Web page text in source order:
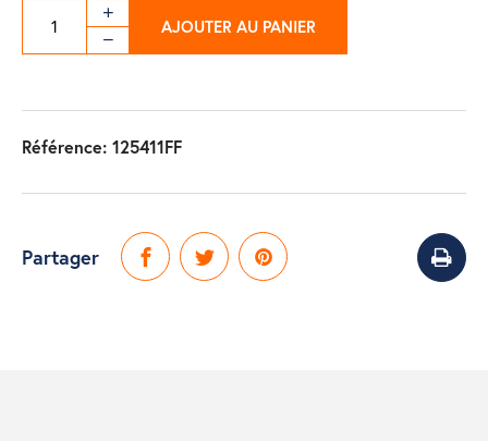
AJOUTER AU PANIER
Référence: 125411FF
Partager